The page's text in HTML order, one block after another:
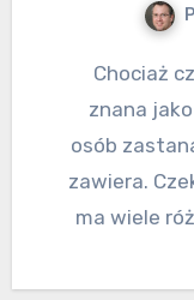
Chociaż czekolada jest powszechnie
znana
osób
zawiera.
ma wiele